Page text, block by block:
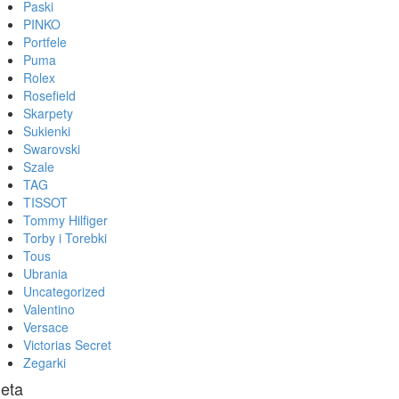
Paski
PINKO
Portfele
Puma
Rolex
Rosefield
Skarpety
Sukienki
Swarovski
Szale
TAG
TISSOT
Tommy Hilfiger
Torby i Torebki
Tous
Ubrania
Uncategorized
Valentino
Versace
Victorias Secret
Zegarki